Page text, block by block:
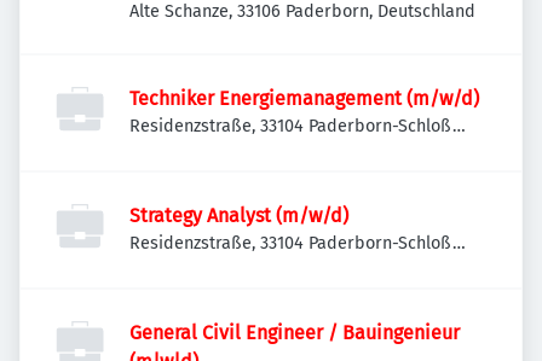
Alte Schanze, 33106 Paderborn, Deutschland
Techniker Energiemanagement (m/w/d)
Residenzstraße, 33104 Paderborn-Schloß
Strategy Analyst (m/w/d)
Residenzstraße, 33104 Paderborn-Schloß
General Civil Engineer / Bauingenieur